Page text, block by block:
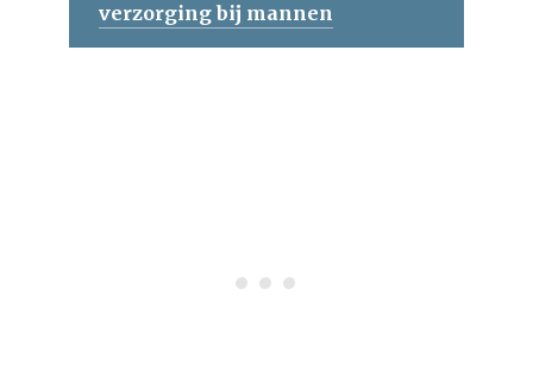
verzorging bij mannen